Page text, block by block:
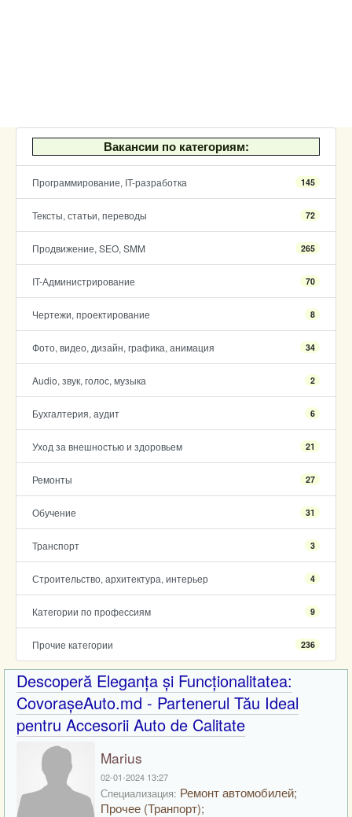
Вакансии по категориям:
Программирование, IT-разработка 145
Тексты, статьи, переводы 72
Продвижение, SEO, SMM 265
IT-Администрирование 70
Чертежи, проектирование 8
Фото, видео, дизайн, графика, анимация 34
Audio, звук, голос, музыка 2
Бухгалтерия, аудит 6
Уход за внешностью и здоровьем 21
Ремонты 27
Обучение 31
Транспорт 3
Строительство, архитектура, интерьер 4
Категории по профессиям 9
Прочие категории 236
Descoperă Eleganța și Funcționalitatea:
CovorașeAuto.md - Partenerul Tău Ideal
pentru Accesorii Auto de Calitate
Marius
02-01-2024 13:27
Специализация: Ремонт автомобилей;
Прочее (Транпорт);